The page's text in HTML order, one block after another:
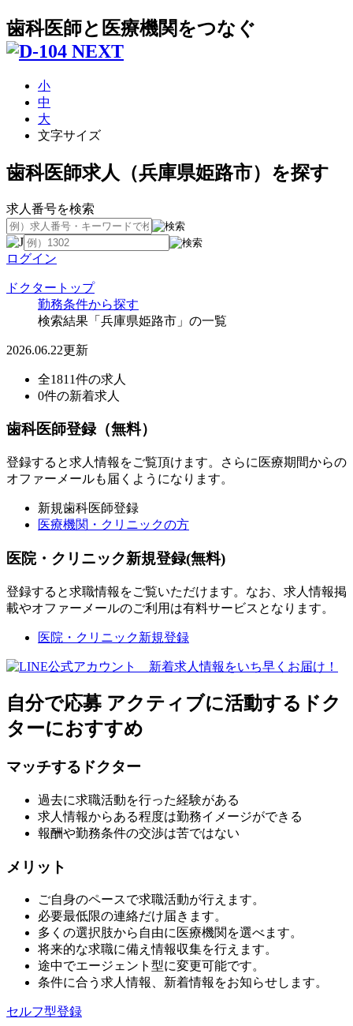
歯科医師と医療機関をつなぐ
小
中
大
文字サイズ
歯科医師求人（兵庫県姫路市）を探す
求人番号を検索
ログイン
ドクタートップ
勤務条件から探す
検索結果「兵庫県姫路市」の一覧
2026.06.22更新
全1811件の求人
0件の新着求人
歯科医師登録（無料）
登録すると求人情報をご覧頂けます。さらに医療期間からの
オファーメールも届くようになります。
新規歯科医師登録
医療機関・クリニックの方
医院・クリニック新規登録(無料)
登録すると求職情報をご覧いただけます。なお、求人情報掲
載やオファーメールのご利用は有料サービスとなります。
医院・クリニック新規登録
自分で応募 アクティブに活動するドク
ターにおすすめ
マッチするドクター
過去に求職活動を行った経験がある
求人情報からある程度は勤務イメージができる
報酬や勤務条件の交渉は苦ではない
メリット
ご自身のペースで求職活動が行えます。
必要最低限の連絡だけ届きます。
多くの選択肢から自由に医療機関を選べます。
将来的な求職に備え情報収集を行えます。
途中でエージェント型に変更可能です。
条件に合う求人情報、新着情報をお知らせします。
セルフ型登録